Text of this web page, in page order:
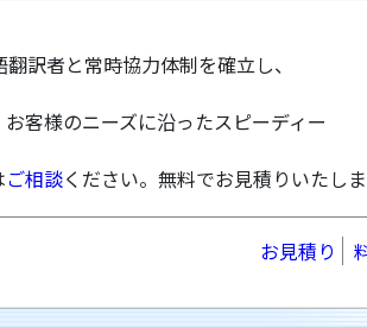
訳者と常時協力体制を確立し、
客様のニーズに沿ったスピーディー
ご相談ください。無料でお見積りいたしま
お見積り